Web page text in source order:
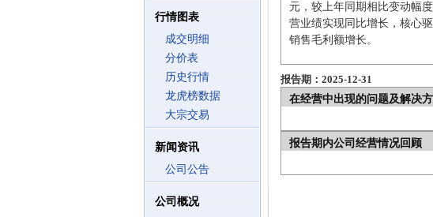
行情图表
成交明细
分价表
历史行情
龙虎榜数据
大宗交易
新闻资讯
公司公告
公司概况
元，较上年同期相比变动幅
营业绩实现同比增长，核心
销售毛利额增长。
报告期：2025-12-31
在经营中出现的问题及解决
报告期内公司经营情况回顾